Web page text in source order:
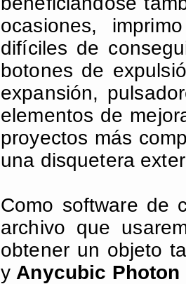
ocasiones,
difíciles de
botones de
expansión,
elementos de
proyectos más
una disquetera
Como software de
archivo que
obtener un objeto
y Anycubic Photon